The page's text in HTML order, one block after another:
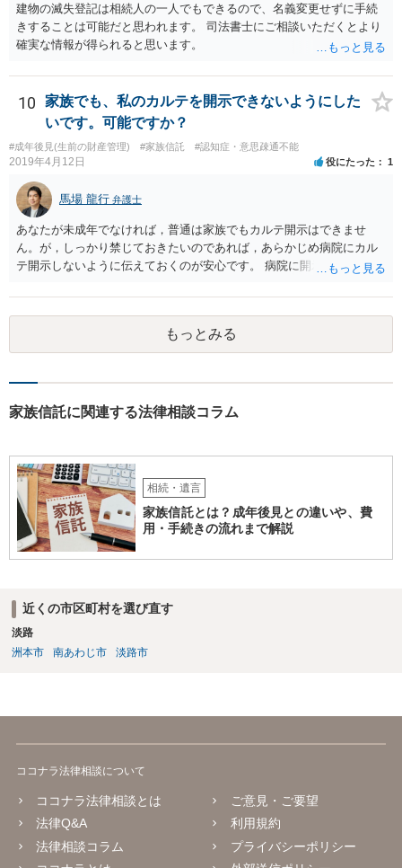
建物の滅失登記は相続人の一人でもできるので、名義変更せずに手続
きすることは可能だと思われます。 司法書士にご相談いただくとより
確実な情報が得られると思います。
10
家族でも、私のカルテを開示できないようにした
いです。可能ですか？
#成年後見(生前の財産管理) #家族信託 #認知症・意思疎通不能
2019年4月12日 役にたった 1
馬場 龍行 弁護士
あなたが未成年でなければ，普通は家族でもカルテ開示はできませ
ん。が，しっかり禁じておきたいのであれば，あらかじめ病院にカル
テ開示しないように伝えておくのが安心です。 病院に開示しないよう
可能性は低いのでコストパフォーマンスとしてはどうかなという感じ
がします。
もっとみる
家族信託に関連する法律相談コラム
相続・遺言
家族信託とは？成年後見との違いや、費
用・手続きの流れまで解説
近くの市区町村を選び直す
淡路
洲本市
南あわじ市 淡路市
ココナラ法律相談について
ココナラ法律相談とは
法律Q&A
法律相談コラム
ご意見・ご要望
利用規約
プライバシーポリシー